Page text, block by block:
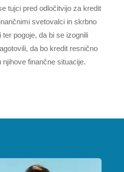
tujci pred odločitvijo za kredit
svetovalci in skrbno
pogoje, da bi se izognili
da bo kredit resnično
finančne situacije.